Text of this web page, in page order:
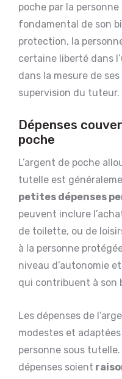
poche par la
fondamental de son
protection, la
certaine liberté dans
dans la mesure de
supervision du tuteur.
Dépenses
poche
L’argent de poche
tutelle est
petites dépenses
peuvent inclure
de toilette, ou de
à la personne
niveau d’autonomie
qui contribuent à son
Les dépenses de
modestes et
personne sous
dépenses soient